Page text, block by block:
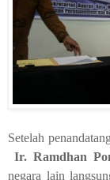
Setelah
Ir. Ramdhan
negara lain